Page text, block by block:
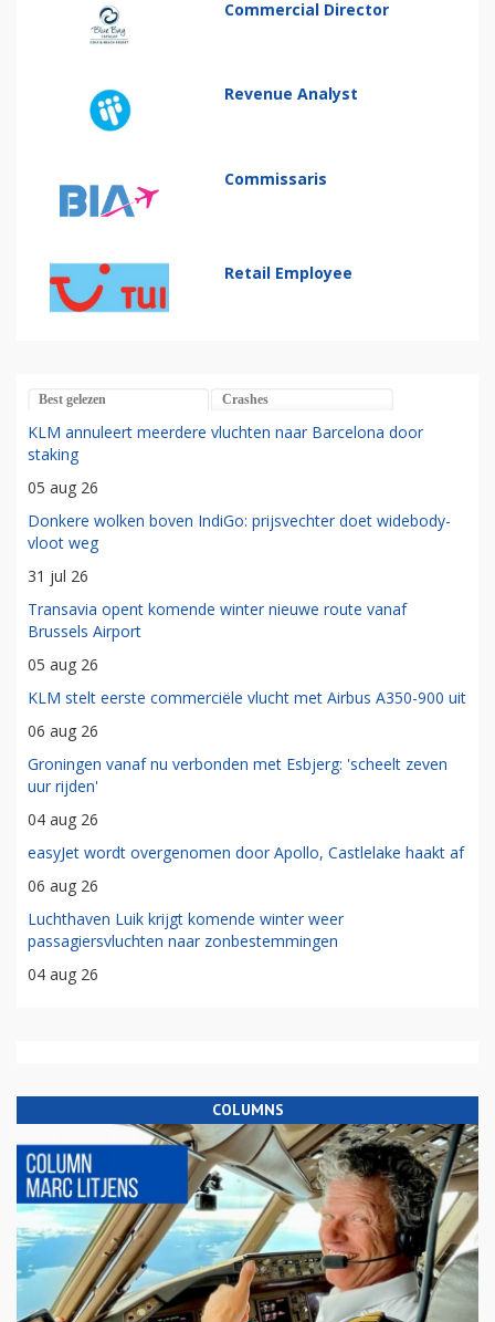
Commercial Director
Revenue Analyst
Commissaris
Retail Employee
Best gelezen Crashes
KLM annuleert meerdere vluchten naar Barcelona door
staking
05 aug 26
Donkere wolken boven IndiGo: prijsvechter doet widebody-
vloot weg
31 jul 26
Transavia opent komende winter nieuwe route vanaf
Brussels Airport
05 aug 26
KLM stelt eerste commerciële vlucht met Airbus A350-900 uit
06 aug 26
Groningen vanaf nu verbonden met Esbjerg: 'scheelt zeven
uur rijden'
04 aug 26
easyJet wordt overgenomen door Apollo, Castlelake haakt af
06 aug 26
Luchthaven Luik krijgt komende winter weer
passagiersvluchten naar zonbestemmingen
04 aug 26
COLUMNS